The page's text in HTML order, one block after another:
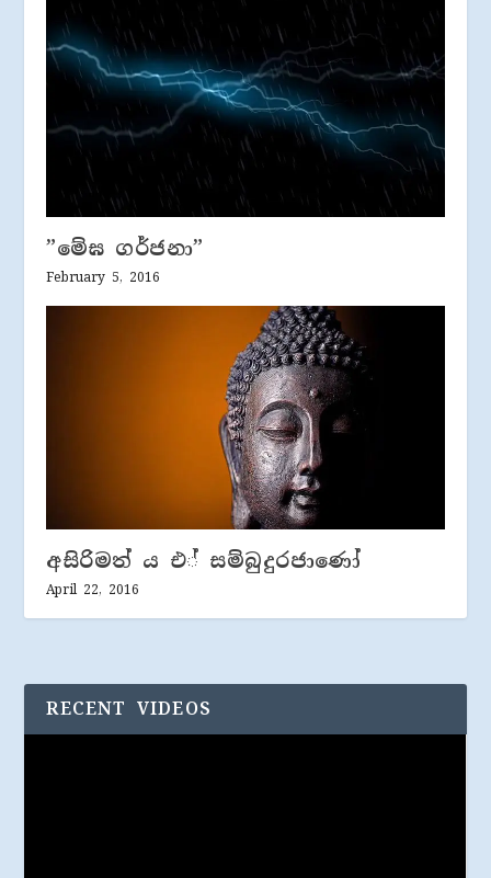
”මේඝ ගර්ජනා”
February 5, 2016
අසිරිමත් ය එ් සම්බුදුරජාණෝ
April 22, 2016
RECENT VIDEOS